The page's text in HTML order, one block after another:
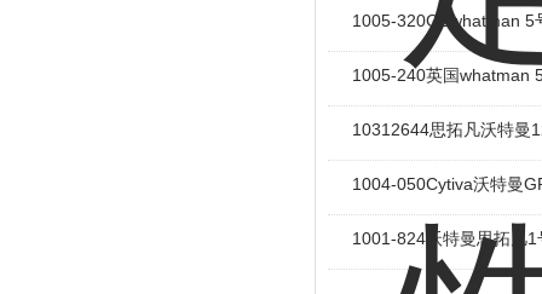
1005-320GEwhatman 5
1005-240英国whatman
10312644思拓凡沃特曼
1004-050Cytiva沃特曼
1001-824沃特曼思拓凡